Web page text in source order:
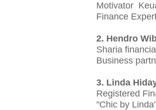
Motivator
Finance
2. Hendro
Sharia
Business
3. Linda
Registered
"Chic by